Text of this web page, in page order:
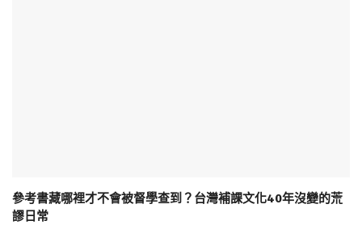
參考書藏哪裡才不會被督學查到？台灣補課文化40年沒變的荒
謬日常